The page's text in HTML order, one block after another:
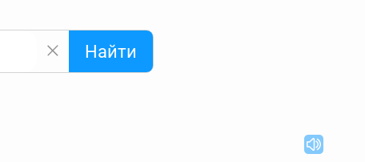
буквам и покажет их во всплывающем меню.
(*), а несколько неизвестных букв —
запроса "Пушкин поэт" и нажать "Найти", выведутся
Найти